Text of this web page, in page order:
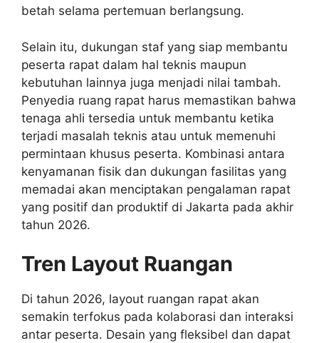
betah selama pertemuan berlangsung.
Selain itu, dukungan staf yang siap membantu
peserta rapat dalam hal teknis maupun
kebutuhan lainnya juga menjadi nilai tambah.
Penyedia ruang rapat harus memastikan bahwa
tenaga ahli tersedia untuk membantu ketika
terjadi masalah teknis atau untuk memenuhi
permintaan khusus peserta. Kombinasi antara
kenyamanan fisik dan dukungan fasilitas yang
memadai akan menciptakan pengalaman rapat
yang positif dan produktif di Jakarta pada akhir
tahun 2026.
Tren Layout Ruangan
Di tahun 2026, layout ruangan rapat akan
semakin terfokus pada kolaborasi dan interaksi
antar peserta. Desain yang fleksibel dan dapat